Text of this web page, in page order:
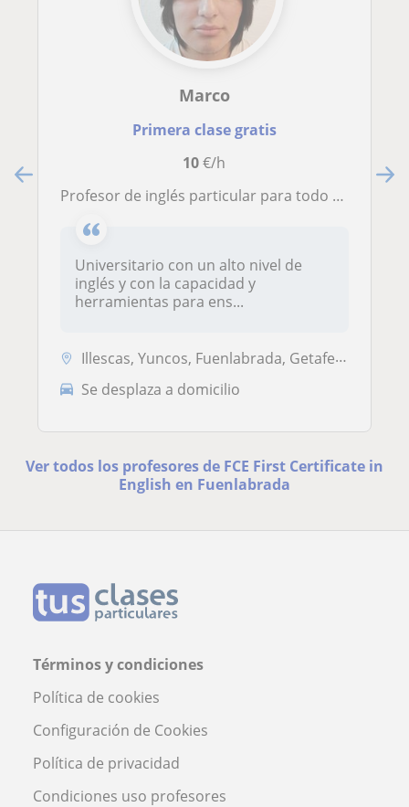
Marco
Primera clase gratis
10€/h
Profesor de inglés particular para todo tipo, desde el más básico hasta más avanzado tanto presencial como online
Universitario con un alto nivel de
inglés y con la capacidad y
herramientas para ens...
Illescas, Yuncos, Fuenlabrada, Getafe, Humanes de Madrid, Leganés
Se desplaza a domicilio
Ver todos los profesores de FCE First Certificate in
English en Fuenlabrada
Términos y condiciones
Política de cookies
Configuración de Cookies
Política de privacidad
Condiciones uso profesores